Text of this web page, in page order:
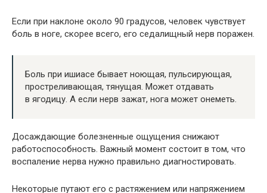
Если при наклоне около 90 градусов, человек чувствует
боль в ноге, скорее всего, его седалищный нерв поражен.
Боль при ишиасе бывает ноющая, пульсирующая,
простреливающая, тянущая. Может отдавать
в ягодицу. А если нерв зажат, нога может онеметь.
Досаждающие болезненные ощущения снижают
работоспособность. Важный момент состоит в том, что
воспаление нерва нужно правильно диагностировать.
Некоторые путают его с растяжением или напряжением